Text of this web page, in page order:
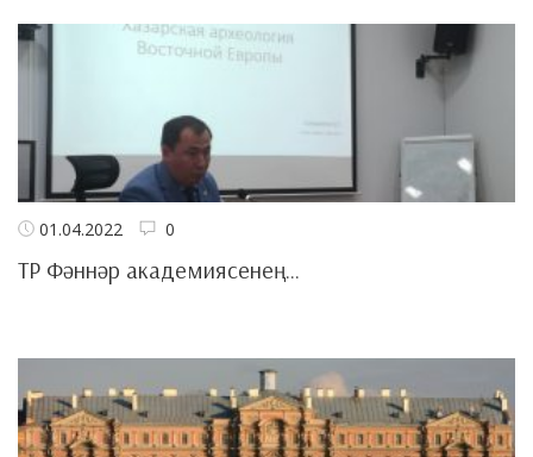
01.04.2022 0
ТР Фәннәр академиясенең...